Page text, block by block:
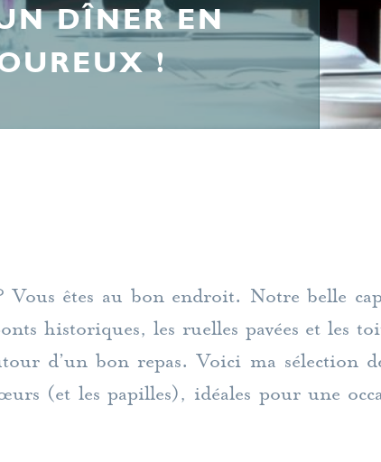
DÎNER EN
!
êtes au bon endroit. Notre belle
historiques, les ruelles pavées et les
d’un bon repas. Voici ma sélection
(et les papilles), idéales pour une